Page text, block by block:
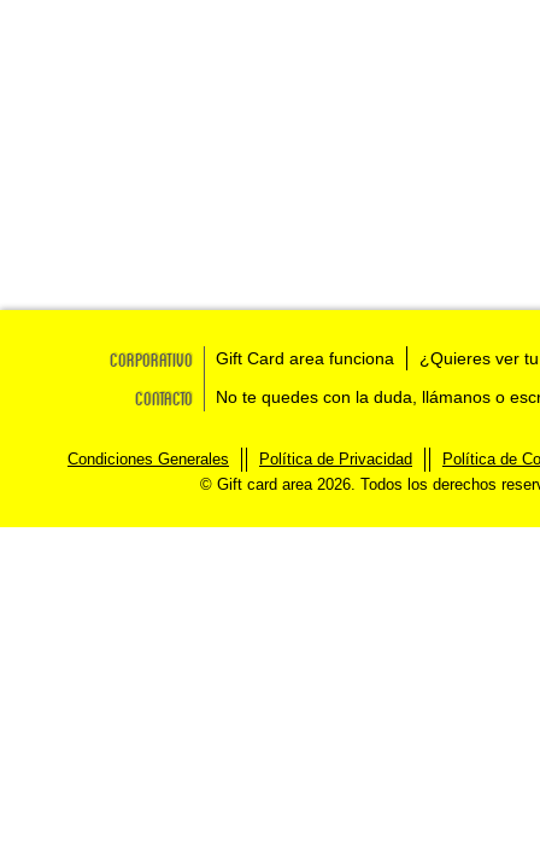
Corporativo Gift Card area funciona ¿Quieres ver
Contacto No te quedes con la duda, llámanos o
Condiciones Generales Política de Privacidad
Política de
© Gift card area 2026. Todos los derechos